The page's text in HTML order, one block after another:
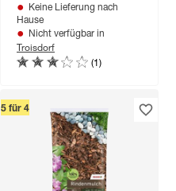
Keine Lieferung nach
Hause
Nicht verfügbar in
Troisdorf
(1)
5 für 4